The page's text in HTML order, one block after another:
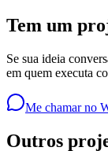
Tem um
Se sua ideia
em quem executa
Me chamar no
Outros